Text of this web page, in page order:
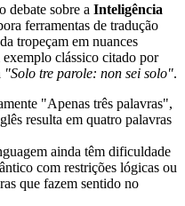
debate sobre a Inteligência
ferramentas de tradução
tropeçam em nuances
clássico citado por
"Solo tre parole: non sei solo".
"Apenas três palavras",
resulta em quatro palavras
ainda têm dificuldade
com restrições lógicas ou
que fazem sentido no